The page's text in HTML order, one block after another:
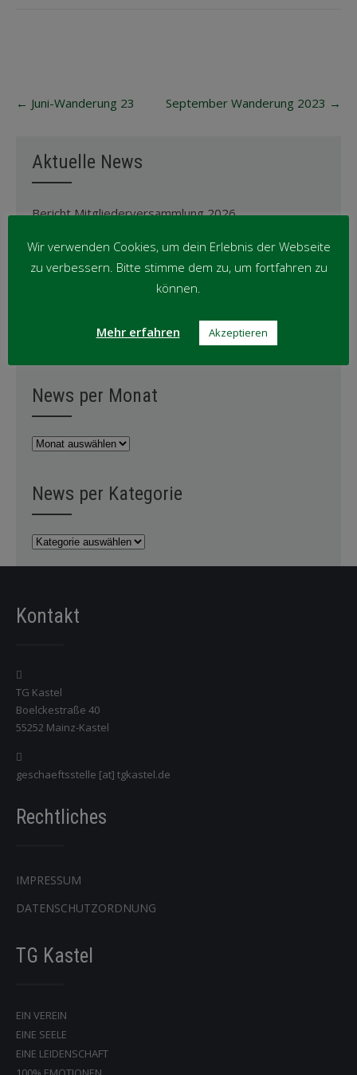
navigation
← Juni-Wanderung 23 September Wanderung 2023 →
Aktuelle News
Bericht Mitgliederversammlung 2026
Einladung Mitgliederversammlung 2026
Abschied von Jürgen Grzeschik: Ein Leben für unsere
Oktober-Wanderung ’25
News per Monat
News
News per Kategorie
News
Kontakt
TG Kastel
Boelckestraße 40
55252 Mainz-Kastel
geschaeftsstelle [at] tgkastel.de
Rechtliches
IMPRESSUM
DATENSCHUTZORDNUNG
TG Kastel
EIN VEREIN
EINE SEELE
EINE LEIDENSCHAFT
Wir verwenden Cookies, um dein Erlebnis der Webseite
zu verbessern. Bitte stimme dem zu, um fortfahren zu
können.
Mehr erfahren Akzeptieren